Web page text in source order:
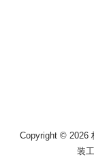
Copyright © 2026
装